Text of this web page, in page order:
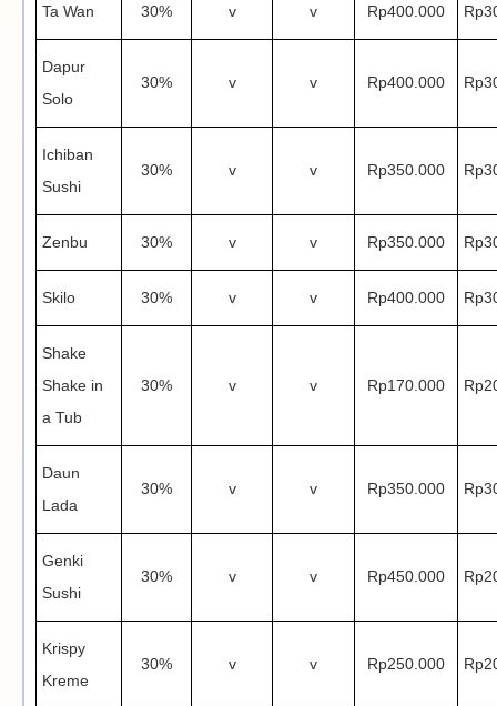
Ta Wan 30% v v Rp400.000
Dapur
Solo
30% v v Rp400.000
Ichiban
Sushi
30% v v Rp350.000
Zenbu 30% v v Rp350.000
Skilo 30% v v Rp400.000
Shake
Shake in
a Tub
30% v v Rp170.000
Daun
Lada
30% v v Rp350.000
Genki
Sushi
30% v v Rp450.000
Krispy
Kreme
30% v v Rp250.000